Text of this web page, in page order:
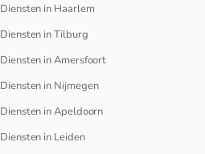
Diensten in Haarlem
Diensten in Tilburg
Diensten in Amersfoort
Diensten in Nijmegen
Diensten in Apeldoorn
Diensten in Leiden